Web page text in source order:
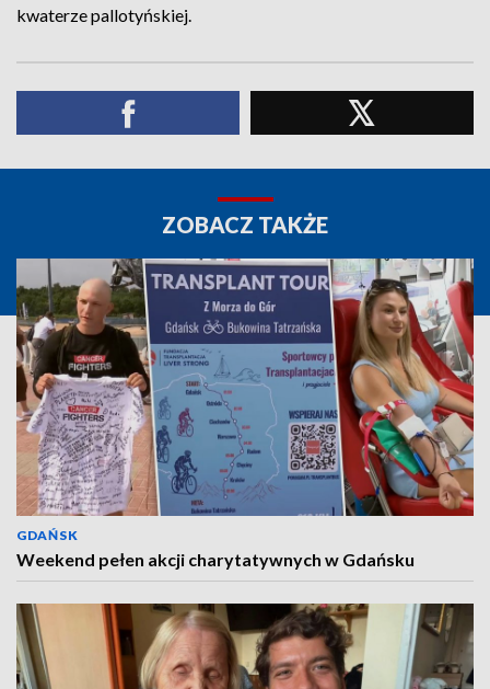
kwaterze pallotyńskiej.
ZOBACZ TAKŻE
GDAŃSK
Weekend pełen akcji charytatywnych w Gdańsku